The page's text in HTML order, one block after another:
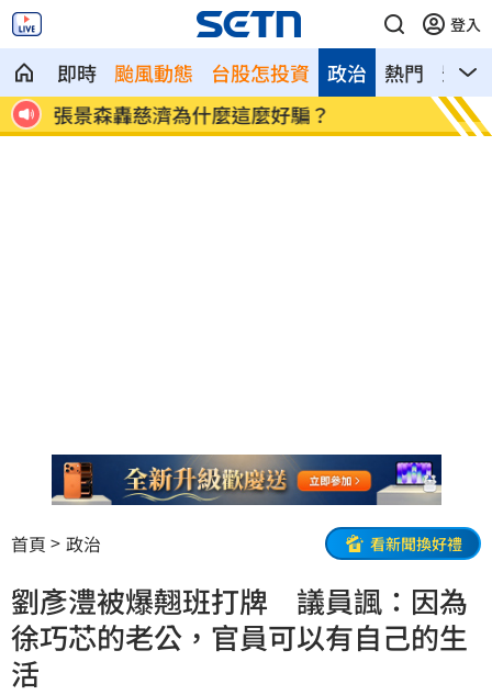
登入
即時 颱風動態 台股怎投資 熱門 影音
政治
重
張景森轟慈濟為什麼這麼好騙？ 柯轟
首頁 政治 看新聞換好禮
劉彥澧被爆翹班打牌 議員諷：因為
徐巧芯的老公，官員可以有自己的生
活